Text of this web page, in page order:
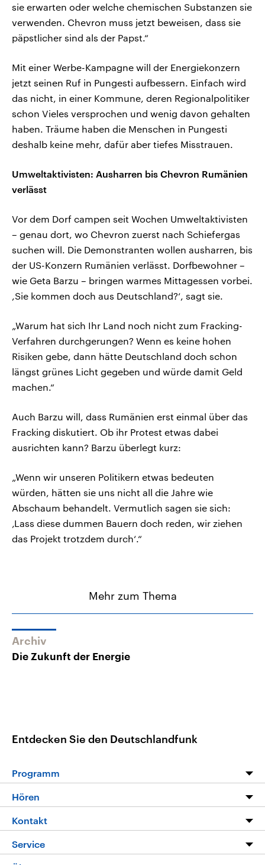
sie erwarten oder welche chemischen Substanzen sie
verwenden. Chevron muss jetzt beweisen, dass sie
päpstlicher sind als der Papst.“
Mit einer Werbe-Kampagne will der Energiekonzern
jetzt seinen Ruf in Pungesti aufbessern. Einfach wird
das nicht, in einer Kommune, deren Regionalpolitiker
schon Vieles versprochen und wenig davon gehalten
haben. Träume haben die Menschen in Pungesti
deshalb keine mehr, dafür aber tiefes Misstrauen.
Umweltaktivisten: Ausharren bis Chevron Rumänien
verlässt
Vor dem Dorf campen seit Wochen Umweltaktivisten
– genau dort, wo Chevron zuerst nach Schiefergas
suchen will. Die Demonstranten wollen ausharren, bis
der US-Konzern Rumänien verlässt. Dorfbewohner –
wie Geta Barzu – bringen warmes Mittagessen vorbei.
,Sie kommen doch aus Deutschland?‘, sagt sie.
„Warum hat sich Ihr Land noch nicht zum Fracking-
Verfahren durchgerungen? Wenn es keine hohen
Risiken gebe, dann hätte Deutschland doch schon
längst grünes Licht gegeben und würde damit Geld
machen.“
Auch Barzu will, dass Rumänien erst einmal über das
Fracking diskutiert. Ob ihr Protest etwas dabei
ausrichten kann? Barzu überlegt kurz:
„Wenn wir unseren Politikern etwas bedeuten
würden, hätten sie uns nicht all die Jahre wie
Abschaum behandelt. Vermutlich sagen sie sich:
‚Lass diese dummen Bauern doch reden, wir ziehen
das Projekt trotzdem durch‘.“
Mehr zum Thema
Archiv
Die Zukunft der Energie
Entdecken Sie den Deutschlandfunk
Programm
Programm
Die Nachrichten
Nachrichtenleicht
Hören
Livestream
Podcasts
Kontakt
Hörerservice
Service